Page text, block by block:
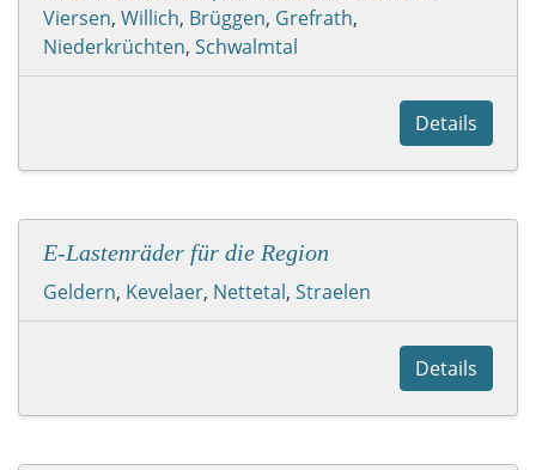
Viersen, Willich, Brüggen, Grefrath,
Niederkrüchten, Schwalmtal
Details
E-Lastenräder für die Region
Geldern, Kevelaer, Nettetal, Straelen
Details